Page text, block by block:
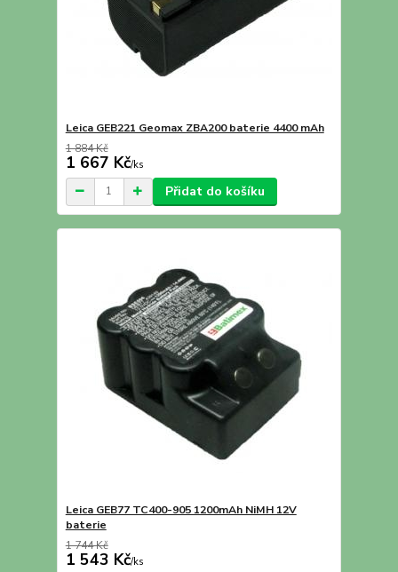
Leica GEB221 Geomax ZBA200 baterie 4400 mAh
1 884 Kč
1 667 Kč/ks
Přidat do košíku
Leica GEB77 TC400-905 1200mAh NiMH 12V
baterie
1 744 Kč
1 543 Kč/ks